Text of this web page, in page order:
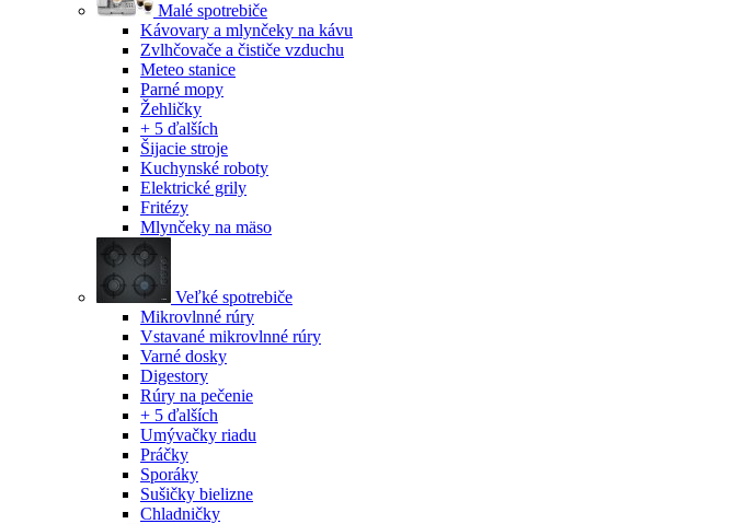
Malé spotrebiče
Kávovary a mlynčeky na kávu
Zvlhčovače a čističe vzduchu
Meteo stanice
Parné mopy
Žehličky
+ 5 ďalších
Šijacie stroje
Kuchynské roboty
Elektrické grily
Fritézy
Mlynčeky na mäso
Veľké spotrebiče
Mikrovlnné rúry
Vstavané mikrovlnné rúry
Varné dosky
Digestory
Rúry na pečenie
+ 5 ďalších
Umývačky riadu
Práčky
Sporáky
Sušičky bielizne
Chladničky